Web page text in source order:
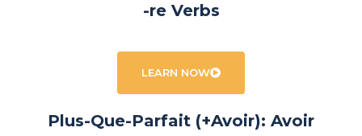
-re Verbs
LEARN NOW
Plus-Que-Parfait (+Avoir): Avoir